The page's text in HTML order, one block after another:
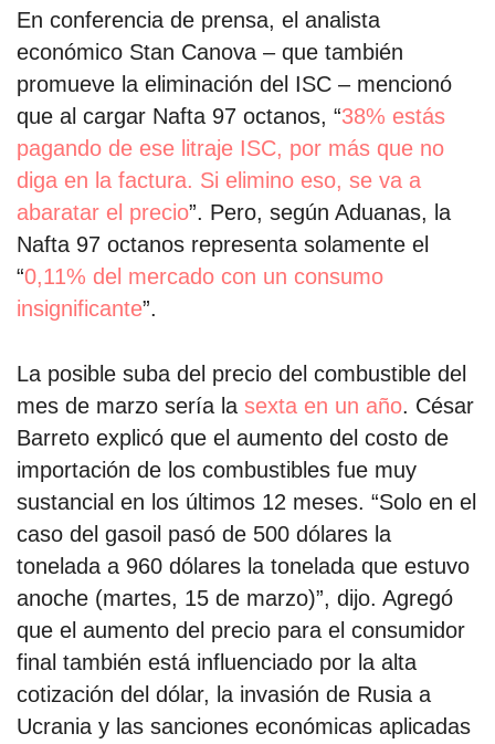
En conferencia de prensa, el analista
económico Stan Canova – que también
promueve la eliminación del ISC – mencionó
que al cargar Nafta 97 octanos, “38% estás
pagando de ese litraje ISC, por más que no
diga en la factura. Si elimino eso, se va a
abaratar el precio”. Pero, según Aduanas, la
Nafta 97 octanos representa solamente el
“0,11% del mercado con un consumo
insignificante”.
La posible suba del precio del combustible del
mes de marzo sería la sexta en un año. César
Barreto explicó que el aumento del costo de
importación de los combustibles fue muy
sustancial en los últimos 12 meses. “Solo en el
caso del gasoil pasó de 500 dólares la
tonelada a 960 dólares la tonelada que estuvo
anoche (martes, 15 de marzo)”, dijo. Agregó
que el aumento del precio para el consumidor
final también está influenciado por la alta
cotización del dólar, la invasión de Rusia a
Ucrania y las sanciones económicas aplicadas